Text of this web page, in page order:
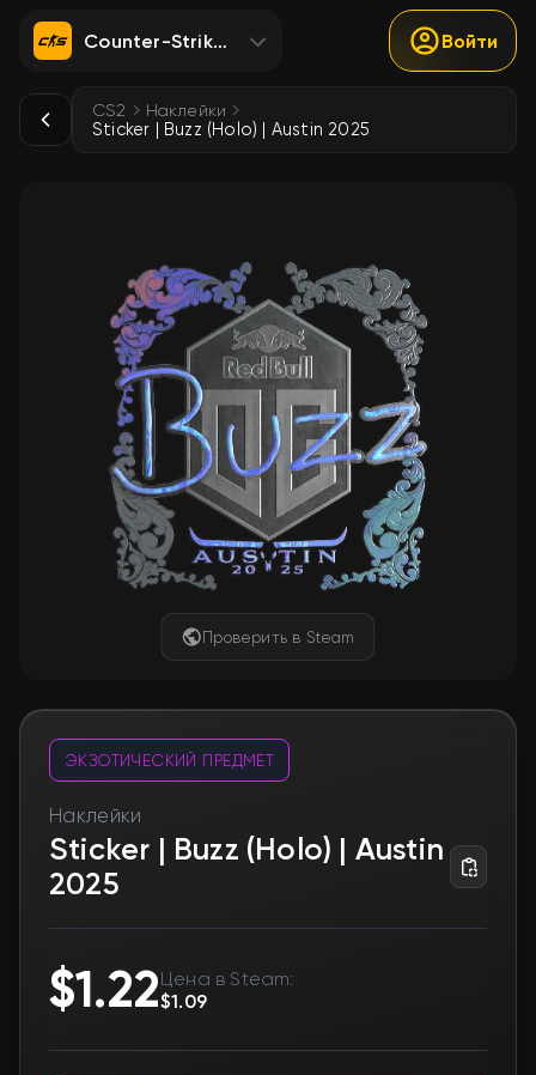
Counter-Strike 2 Войти
CS2 Наклейки
Sticker | Buzz (Holo) | Austin 2025
Проверить в Steam
ЭКЗОТИЧЕСКИЙ ПРЕДМЕТ
Наклейки
Sticker | Buzz (Holo) | Austin
2025
$1.22Цена в Steam:
$1.09